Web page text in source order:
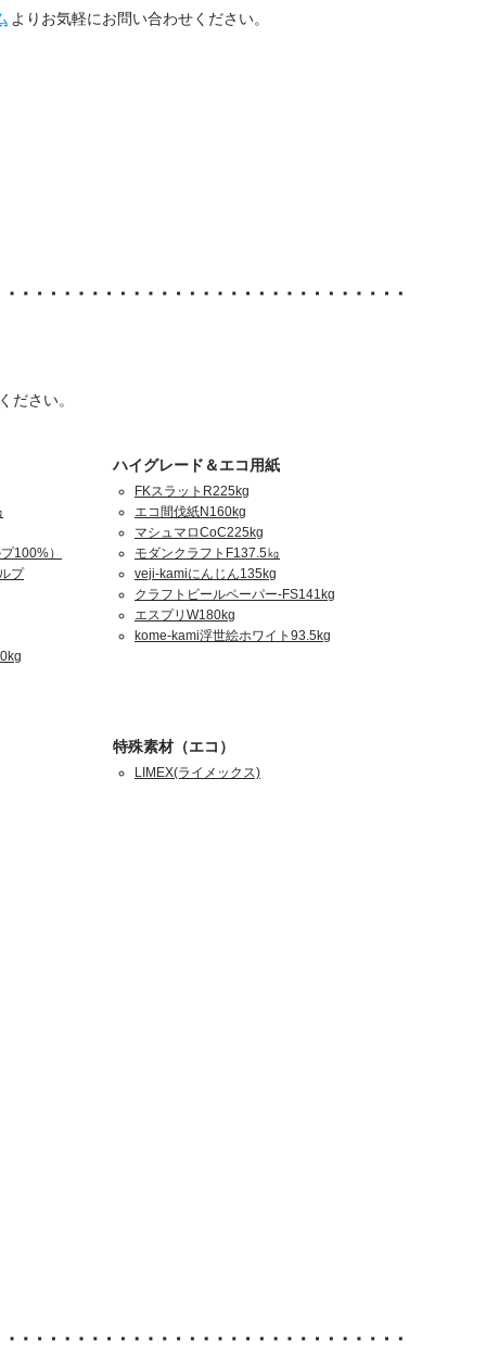
よりお気軽にお問い合わせください。
ださい。
100%）
プ
ハイグレード＆エコ用紙
FKスラットR225kg
エコ間伐紙N160kg
マシュマロCoC225kg
モダンクラフトF137.5㎏
veji-kamiにんじん135kg
クラフトビールペーパー-FS141kg
エスプリW180kg
kome-kami浮世絵ホワイト93.5kg
特殊素材（エコ）
LIMEX(ライメックス)